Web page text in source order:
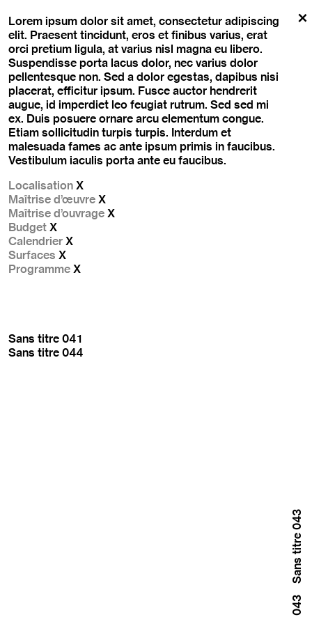
to
content
043
Sans titre 043
Lorem ipsum dolor sit amet, consectetur adipiscing
elit. Praesent tincidunt, eros et finibus varius, erat
orci pretium ligula, at varius nisl magna eu libero.
Suspendisse porta lacus dolor, nec varius dolor
pellentesque non. Sed a dolor egestas, dapibus nisi
placerat, efficitur ipsum. Fusce auctor hendrerit
augue, id imperdiet leo feugiat rutrum. Sed sed mi
ex. Duis posuere ornare arcu elementum congue.
Etiam sollicitudin turpis turpis. Interdum et
malesuada fames ac ante ipsum primis in faucibus.
Vestibulum iaculis porta ante eu faucibus.
Localisation X
Maîtrise d’œuvre X
Maîtrise d’ouvrage X
Budget X
Calendrier X
Surfaces X
Programme X
Sans titre 041
Sans titre 044